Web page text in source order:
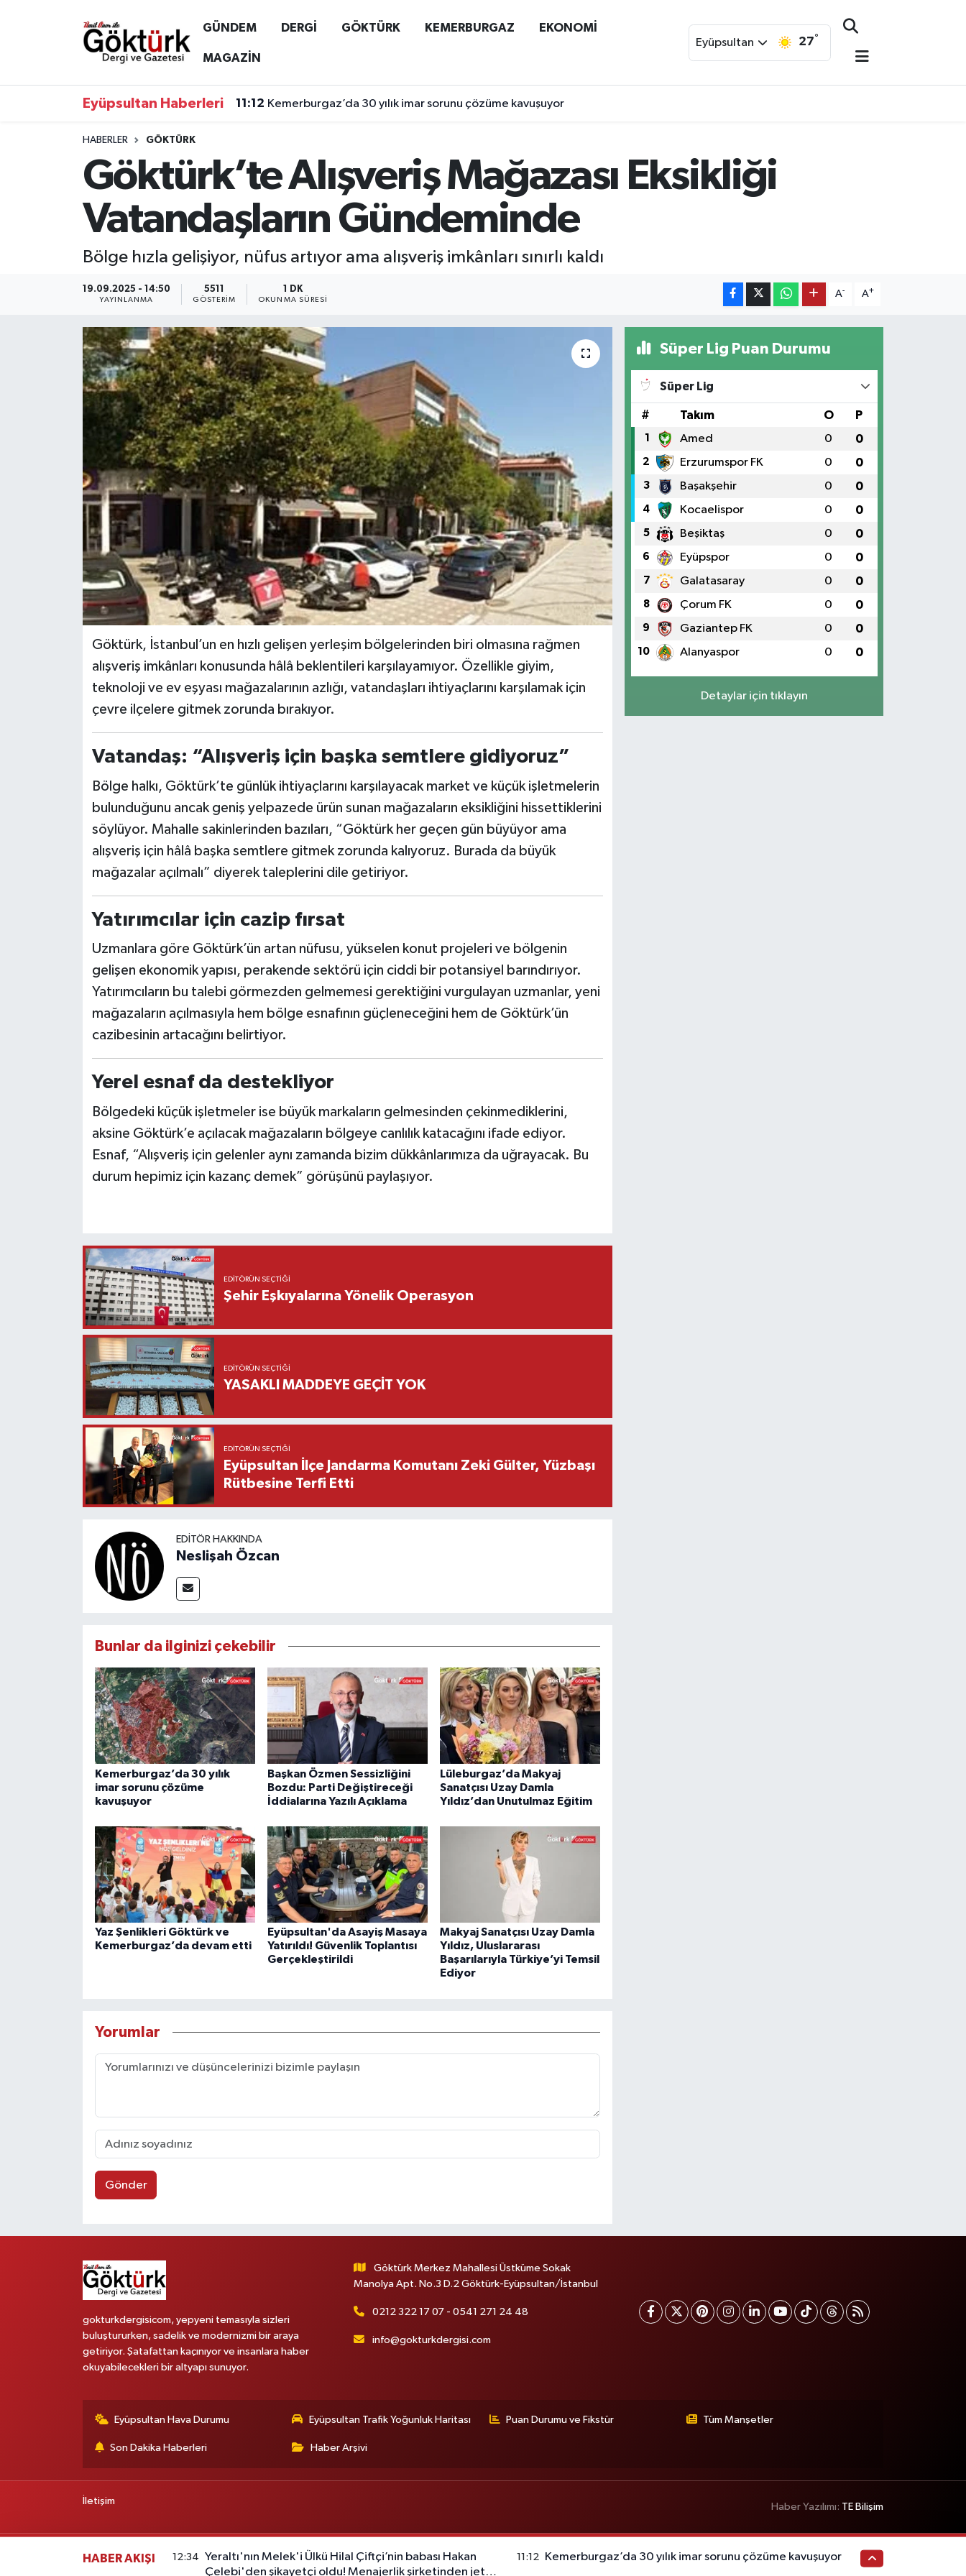
GÜNDEM DERGİ GÖKTÜRK KEMERBURGAZ EKONOMİ
MAGAZİN
Eyüpsultan 27°
Eyüpsultan Haberleri 11:12 Kemerburgaz’da 30 yılık imar sorunu çözüme kavuşuyor
HABERLER GÖKTÜRK
Göktürk’te Alışveriş Mağazası Eksikliği
Vatandaşların Gündeminde
Bölge hızla gelişiyor, nüfus artıyor ama alışveriş imkânları sınırlı kaldı
19.09.2025 - 14:50
YAYINLANMA
5511
GÖSTERIM
1 DK
OKUNMA SÜRESI
A- A+
Göktürk, İstanbul’un en hızlı gelişen yerleşim bölgelerinden biri olmasına rağmen
alışveriş imkânları konusunda hâlâ beklentileri karşılayamıyor. Özellikle giyim,
teknoloji ve ev eşyası mağazalarının azlığı, vatandaşları ihtiyaçlarını karşılamak için
çevre ilçelere gitmek zorunda bırakıyor.
Vatandaş: “Alışveriş için başka semtlere gidiyoruz”
Bölge halkı, Göktürk’te günlük ihtiyaçlarını karşılayacak market ve küçük işletmelerin
bulunduğunu ancak geniş yelpazede ürün sunan mağazaların eksikliğini hissettiklerini
söylüyor. Mahalle sakinlerinden bazıları, “Göktürk her geçen gün büyüyor ama
alışveriş için hâlâ başka semtlere gitmek zorunda kalıyoruz. Burada da büyük
mağazalar açılmalı” diyerek taleplerini dile getiriyor.
Yatırımcılar için cazip fırsat
Uzmanlara göre Göktürk’ün artan nüfusu, yükselen konut projeleri ve bölgenin
gelişen ekonomik yapısı, perakende sektörü için ciddi bir potansiyel barındırıyor.
Yatırımcıların bu talebi görmezden gelmemesi gerektiğini vurgulayan uzmanlar, yeni
mağazaların açılmasıyla hem bölge esnafının güçleneceğini hem de Göktürk’ün
cazibesinin artacağını belirtiyor.
Yerel esnaf da destekliyor
Bölgedeki küçük işletmeler ise büyük markaların gelmesinden çekinmediklerini,
aksine Göktürk’e açılacak mağazaların bölgeye canlılık katacağını ifade ediyor.
Esnaf, “Alışveriş için gelenler aynı zamanda bizim dükkânlarımıza da uğrayacak. Bu
durum hepimiz için kazanç demek” görüşünü paylaşıyor.
EDITÖRÜN SEÇTIĞI
Şehir Eşkıyalarına Yönelik Operasyon
EDITÖRÜN SEÇTIĞI
YASAKLI MADDEYE GEÇİT YOK
EDITÖRÜN SEÇTIĞI
Eyüpsultan İlçe Jandarma Komutanı Zeki Gülter, Yüzbaşı
Rütbesine Terfi Etti
EDITÖR HAKKINDA
Neslişah Özcan
Bunlar da ilginizi çekebilir
Kemerburgaz’da 30 yılık
imar sorunu çözüme
kavuşuyor
Başkan Özmen Sessizliğini
Bozdu: Parti Değiştireceği
İddialarına Yazılı Açıklama
Lüleburgaz’da Makyaj
Sanatçısı Uzay Damla
Yıldız’dan Unutulmaz Eğitim
Yaz Şenlikleri Göktürk ve
Kemerburgaz’da devam etti
Eyüpsultan'da Asayiş Masaya
Yatırıldı! Güvenlik Toplantısı
Gerçekleştirildi
Makyaj Sanatçısı Uzay Damla
Yıldız, Uluslararası
Başarılarıyla Türkiye’yi Temsil
Ediyor
Yorumlar
Gönder
Süper Lig Puan Durumu
Süper Lig
# Takım O P
1 Amed 0 0
2 Erzurumspor FK 0 0
3 Başakşehir 0 0
4 Kocaelispor 0 0
5 Beşiktaş 0 0
6 Eyüpspor 0 0
7 Galatasaray 0 0
8 Çorum FK 0 0
9 Gaziantep FK 0 0
10 Alanyaspor 0 0
Detaylar için tıklayın
gokturkdergisicom, yepyeni temasıyla sizleri
buluştururken, sadelik ve modernizmi bir araya
getiriyor. Şatafattan kaçınıyor ve insanlara haber
okuyabilecekleri bir altyapı sunuyor.
Göktürk Merkez Mahallesi Üstküme Sokak
Manolya Apt. No.3 D.2 Göktürk-Eyüpsultan/İstanbul
0212 322 17 07 - 0541 271 24 48
info@gokturkdergisi.com
Eyüpsultan Hava Durumu Eyüpsultan Trafik Yoğunluk Haritası Puan Durumu ve Fikstür Tüm Manşetler
Son Dakika Haberleri Haber Arşivi
İletişim
Haber Yazılımı: TE Bilişim
HABER AKIŞI 12:34
Yeraltı'nın Melek'i Ülkü Hilal Çiftçi’nin babası Hakan
Çelebi'den şikayetçi oldu! Menajerlik şirketinden jet
11:12 Kemerburgaz’da 30 yılık imar sorunu çözüme kavuşuyor
Anne Çocuk
EĞİTİM
KEMERBURGAZ
KÜLTÜR - SANAT
ÖZEL HABER
SAĞLIK
TEKNOLOJİ
TİCARET
Eyüpsultan Hava Durumu
Tüm Manşetler
Son Dakika Haberleri